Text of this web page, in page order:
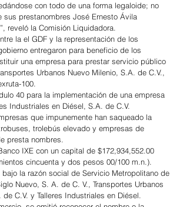
con todo de una forma legaloide; no
prestanombres José Ernesto Ávila
reveló la Comisión Liquidadora.
la el GDF y la representación de los
entregaron para beneficio de los
una empresa para prestar servicio público
Urbanos Nuevo Milenio, S.A. de C.V.,
100.
40 para la implementación de una empresa
Industriales en Diésel, S.A. de C.V.
que impunemente han saqueado la
trolebús elevado y empresas de
presta nombres.
IXE con un capital de $172,934,552.00
cincuenta y dos pesos 00/100 m.n.).
la razón social de Servicio Metropolitano de
Nuevo, S. A. de C. V., Transportes Urbanos
C.V. y Talleres Industriales en Diésel.